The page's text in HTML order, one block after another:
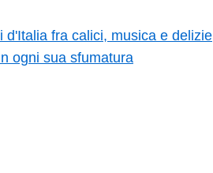
fra calici, musica e delizie
ogni sua sfumatura